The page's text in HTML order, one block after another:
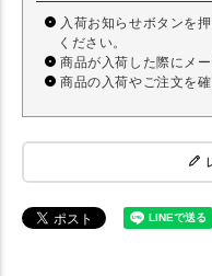
入荷お知らせボタンを
ください。
商品が入荷した際にメ
商品の入荷やご注文を